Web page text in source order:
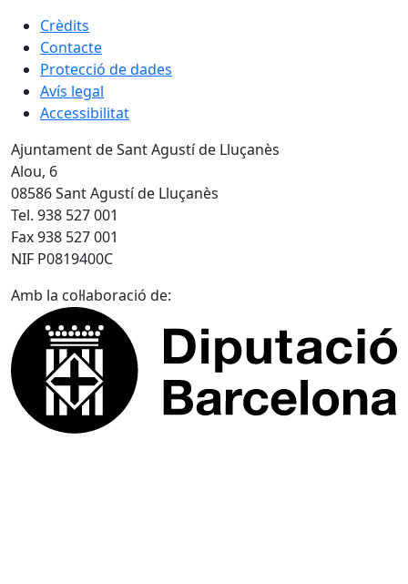
Crèdits
Contacte
Protecció de dades
Avís legal
Accessibilitat
Ajuntament de Sant Agustí de Lluçanès
Alou, 6
08586 Sant Agustí de Lluçanès
Tel. 938 527 001
Fax 938 527 001
NIF P0819400C
Amb la col·laboració de: